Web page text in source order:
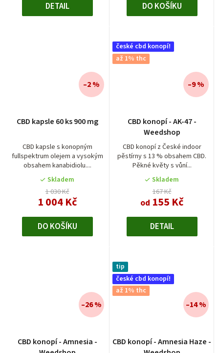
DETAIL DO KOŠÍKU
CBD kapsle 60 ks 900 mg
CBD kapsle s konopným
fullspektrum olejem a vysokým
obsahem kanabidiolu....
Skladem
1 030 Kč
1 004 Kč
–2 %
DO KOŠÍKU
české cbd konopí!
až 1% thc
CBD konopí - AK-47 -
Weedshop
CBD konopí z České indoor
pěstírny s 13 % obsahem CBD.
Pěkné květy s vůní...
hodnocení
produktu
je
4,5
z
5
hvězdiček.
Skladem
167 Kč
od 155 Kč
–9 %
DETAIL
CBD konopí - Amnesia -
–26 %
tip
české cbd konopí!
až 1% thc
CBD konopí - Amnesia Haze -
hodnocení
–14 %